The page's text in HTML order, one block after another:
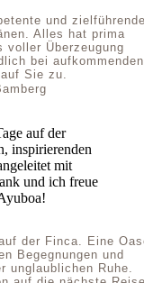
und
Alles hat prima
voller Überzeugung
bei aufkommenden
Sie zu.
der Finca. Eine
Begegnungen und
unglaublichen Ruhe.